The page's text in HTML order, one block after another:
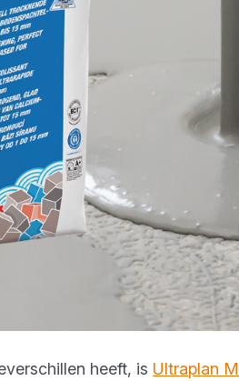
heeft, is Ultraplan